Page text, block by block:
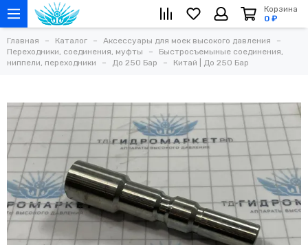
Корзина
0 ₽
Главная Каталог
Аксессуары для моек высокого давления
Переходники, соединения, муфты
Быстросъемыные соединения,
ниппели, переходники
До 250 Бар Китай | До 250 Бар